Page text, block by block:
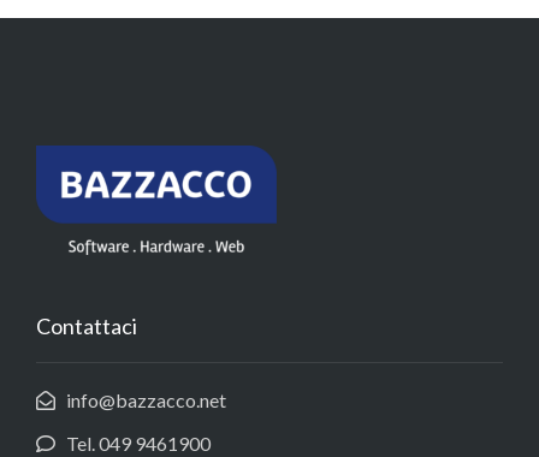
Contattaci
info@bazzacco.net
Tel. 049 9461900